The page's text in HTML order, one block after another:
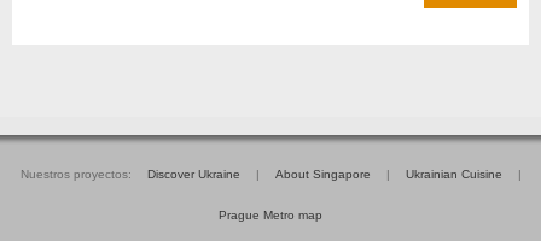
Nuestros proyectos: Discover Ukraine | About Singapore | Ukrainian Cuisine |
Prague Metro map